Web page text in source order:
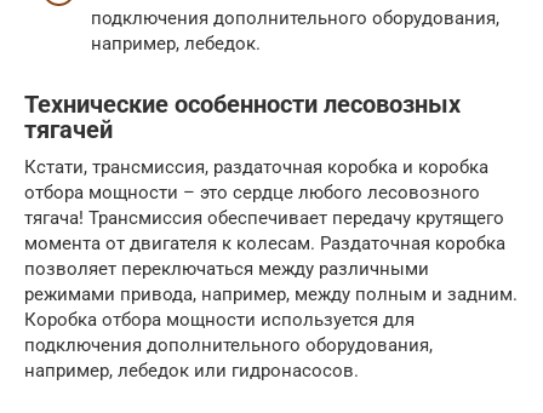
подключения дополнительного оборудования,
например, лебедок.
Технические особенности лесовозных
тягачей
Кстати, трансмиссия, раздаточная коробка и коробка
отбора мощности – это сердце любого лесовозного
тягача! Трансмиссия обеспечивает передачу крутящего
момента от двигателя к колесам. Раздаточная коробка
позволяет переключаться между различными
режимами привода, например, между полным и задним.
Коробка отбора мощности используется для
подключения дополнительного оборудования,
например, лебедок или гидронасосов.